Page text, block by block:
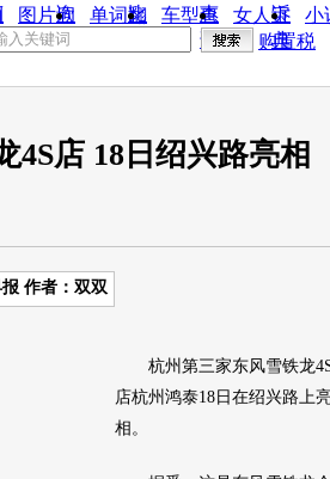
询
比
惠
诉
图片欣
赏
单词翻
车型查
询
女人宝
典
小
购置税
4S店 18日绍兴路亮相
作者：双双
杭州第三家东风雪铁龙
店杭州鸿泰18日在绍兴路上
相。